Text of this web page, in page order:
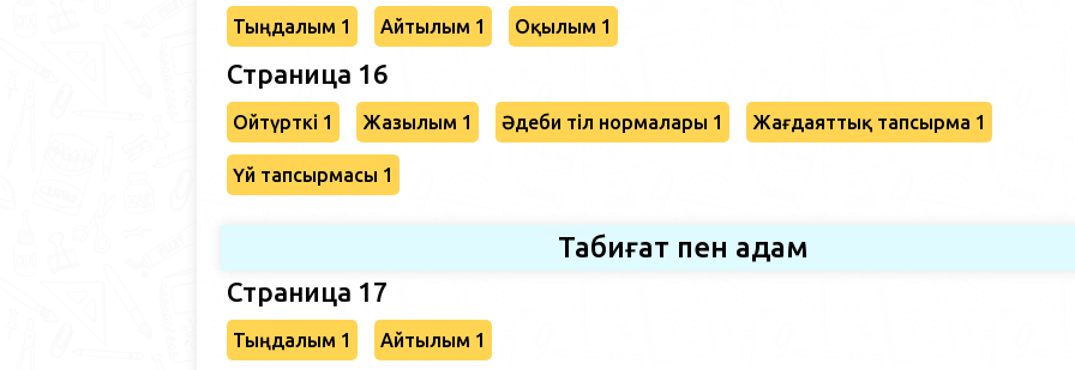
Тыңдалым 1 Айтылым 1 Оқылым 1
Страница 16
Ойтүрткі 1 Жазылым 1 Әдеби тіл нормалары 1 Жағдаяттық тапсырма 1
Үй тапсырмасы 1
Табиғат пен адам
Страница 17
Тыңдалым 1 Айтылым 1